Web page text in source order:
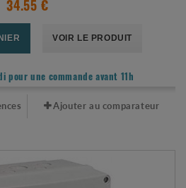
34.55 €
VOIR LE PRODUIT
pour une commande avant 11h
Ajouter au comparateur